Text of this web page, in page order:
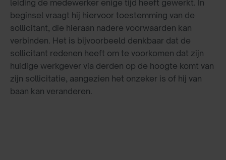
leiding de medewerker enige tijd heeft gewerkt. In
beginsel vraagt hij hiervoor toestemming van de
sollicitant, die hieraan nadere voorwaarden kan
verbinden. Het is bijvoorbeeld denkbaar dat de
sollicitant redenen heeft om te voorkomen dat zijn
huidige werkgever via derden op de hoogte komt van
zijn sollicitatie, aangezien het onzeker is of hij van
baan kan veranderen.